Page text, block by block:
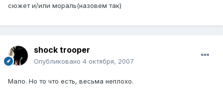
сюжет и/или мораль(назовем так)
shock trooper
Опубликовано 4 октября, 2007
Мало. Но то что есть, весьма неплохо.